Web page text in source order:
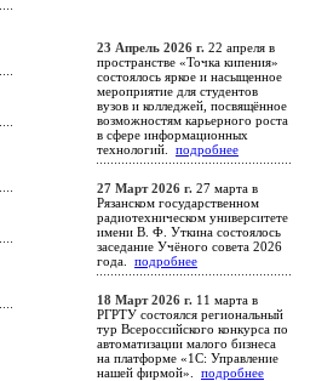
23 Апрель 2026 г. 22 апреля в
пространстве «Точка кипения»
состоялось яркое и насыщенное
мероприятие для студентов
вузов и колледжей, посвящённое
возможностям карьерного роста
в сфере информационных
технологий. подробнее
27 Март 2026 г. 27 марта в
Рязанском государственном
радиотехническом университете
имени В. Ф. Уткина состоялось
заседание Учёного совета 2026
года. подробнее
18 Март 2026 г. 11 марта в
РГРТУ состоялся региональный
тур Всероссийского конкурса по
автоматизации малого бизнеса
на платформе «1С: Управление
нашей фирмой». подробнее